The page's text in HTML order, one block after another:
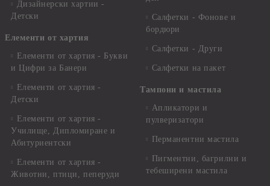
Дизайнерски хартии -
Детски
Елементи от хартия
Елементи от хартия - Букви
и Цифри за Банери
Елементи от хартия -
Детски
Елементи от хартия -
Училище, Дипломиране и
Абитуриентски
Елементи от хартия -
Животни, птици, пеперуди
Салфетки - Фонове и
бордюри
Салфетки - Други
Салфетки на пакет
Тампони и мастила
Апликатори и
пулверизатори
Перманентни мастила
Пигментни, багрилни и
тебеширени мастила